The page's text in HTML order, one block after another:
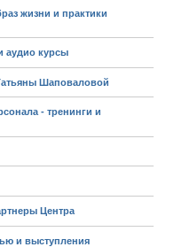
жизни и практики
аудио курсы
Шаповаловой
- тренинги и
Центра
и выступления